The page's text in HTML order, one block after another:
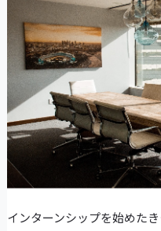
インターンシップを始めたき